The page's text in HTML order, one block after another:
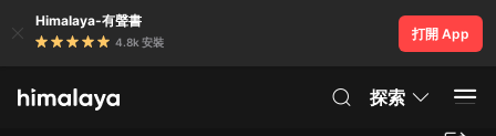
Himalaya-有聲書
4.8k 安裝
打開 App
探索